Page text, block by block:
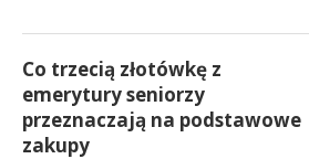
Co trzecią złotówkę z
emerytury seniorzy
przeznaczają na podstawowe
zakupy